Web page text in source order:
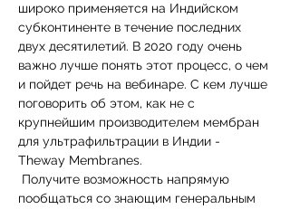
широко применяется на Индийском
субконтиненте в течение последних
двух десятилетий. В 2020 году очень
важно лучше понять этот процесс, о чем
и пойдет речь на вебинаре. С кем лучше
поговорить об этом, как не с
крупнейшим производителем мембран
для ультрафильтрации в Индии -
Theway Membranes.
пообщаться со знающим генеральным